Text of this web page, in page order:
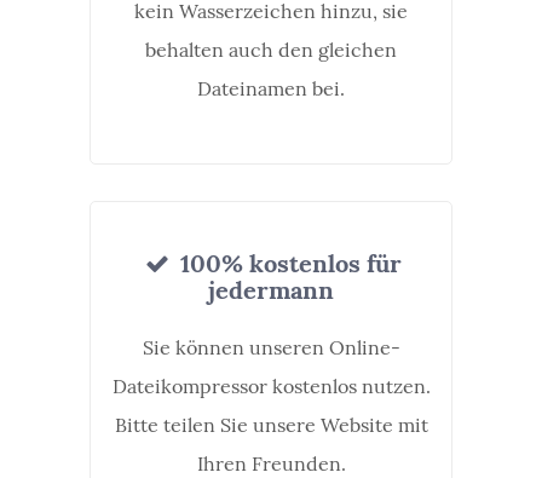
kein Wasserzeichen hinzu, sie
behalten auch den gleichen
Dateinamen bei.
100% kostenlos für
jedermann
Sie können unseren Online-
Dateikompressor kostenlos nutzen.
Bitte teilen Sie unsere Website mit
Ihren Freunden.